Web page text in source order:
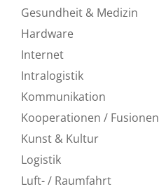
Gesundheit & Medizin
Hardware
Internet
Intralogistik
Kommunikation
Kooperationen / Fusionen
Kunst & Kultur
Logistik
Luft- / Raumfahrt